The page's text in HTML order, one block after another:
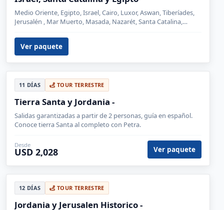
Medio Oriente, Egipto, Israel, Cairo, Luxor, Aswan, Tiberíades,
Jerusalén , Mar Muerto, Masada, Nazarét, Santa Catalina,
Ver paquete
11 DÍAS TOUR TERRESTRE
Tierra Santa y Jordania -
Salidas garantizadas a partir de 2 personas, guía en español.
Conoce tierra Santa al completo con Petra.
Desde
USD 2,028 Ver paquete
12 DÍAS TOUR TERRESTRE
Jordania y Jerusalen Historico -